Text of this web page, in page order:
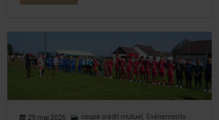
29 mai 2026 coupe crédit mutuel , Evénements